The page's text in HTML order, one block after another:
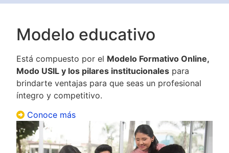
Modelo educativo
Está compuesto por el Modelo Formativo Online,
Modo USIL y los pilares institucionales para
brindarte ventajas para que seas un profesional
íntegro y competitivo.
Conoce más